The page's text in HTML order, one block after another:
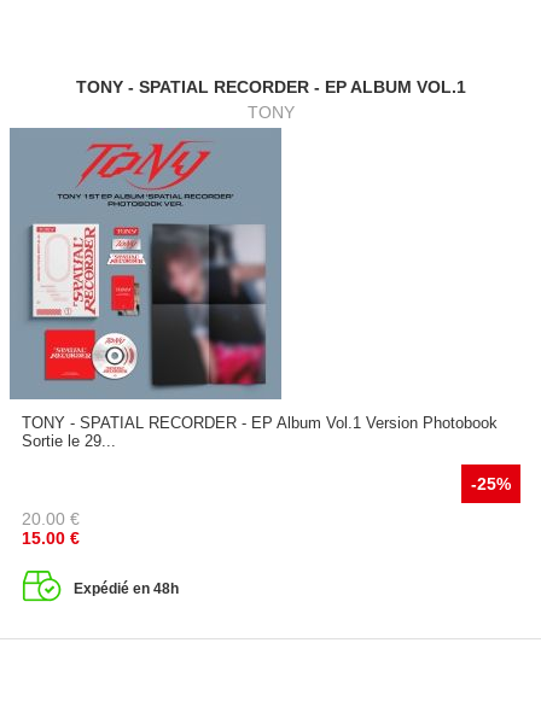
TONY - SPATIAL RECORDER - EP ALBUM VOL.1
TONY
TONY - SPATIAL RECORDER - EP Album Vol.1 Version Photobook
Sortie le 29...
-25%
20.00 €
15.00 €
Expédié en 48h